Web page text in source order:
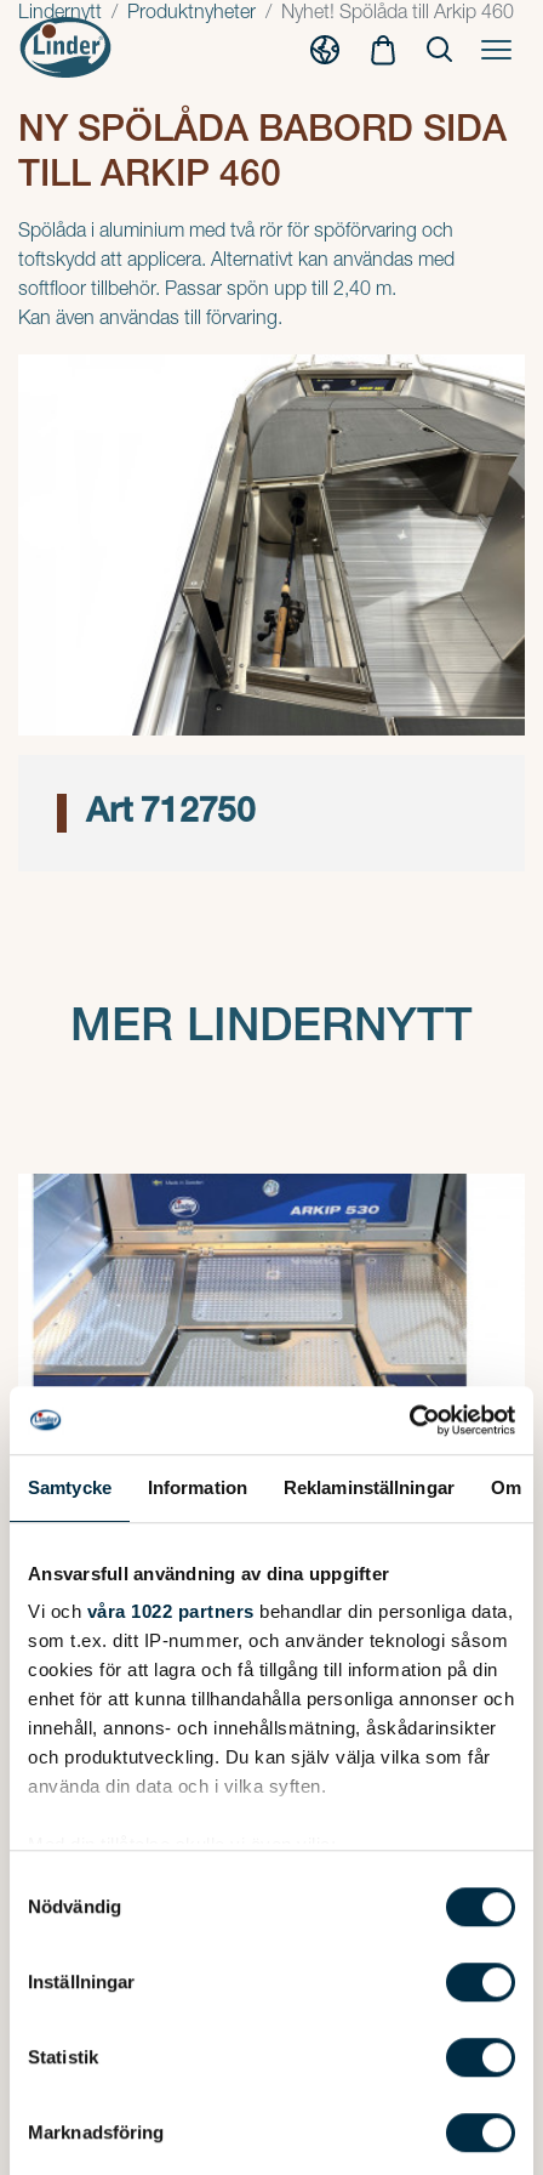
Samtycke Information Reklaminställningar Om
Ansvarsfull användning av dina uppgifter
Vi och våra 1022 partners behandlar din personliga data,
som t.ex. ditt IP-nummer, och använder teknologi såsom
cookies för att lagra och få tillgång till information på din
enhet för att kunna tillhandahålla personliga annonser och
innehåll, annons- och innehållsmätning, åskådarinsikter
och produktutveckling. Du kan själv välja vilka som får
använda din data och i vilka syften.
som kan ha en noggrannhet på upp till flera meter
Ta reda på mer om hur dina personliga uppgifter
Du kan ändra eller dra tillbaka ditt samtycke när som
Vi använder enhetsidentifierare för att anpassa innehållet
Nödvändig
Inställningar
Statistik
Marknadsföring
Lindernytt Produktnyheter Nyhet! Spölåda till Arkip 460
NY SPÖLÅDA BABORD SIDA
TILL ARKIP 460
Spölåda i aluminium med två rör för spöförvaring och
toftskydd att applicera. Alternativt kan användas med
softfloor tillbehör. Passar spön upp till 2,40 m.
Kan även användas till förvaring.
Art 712750
MER LINDERNYTT
Nyheter Produktnyheter
FISKEDÄCK/SOLDÄCK TILL ARKIP
530 BR